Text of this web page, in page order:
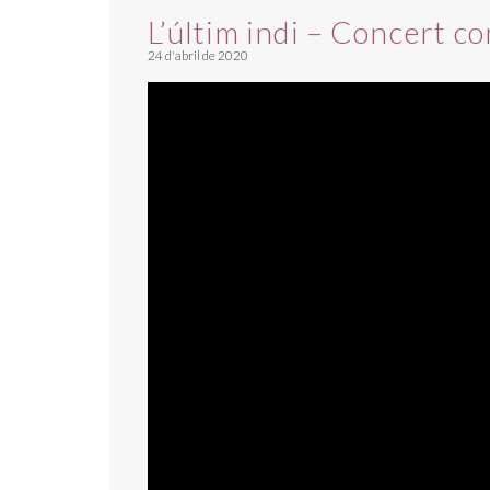
L’últim indi – Concert
24 d'abril de 2020